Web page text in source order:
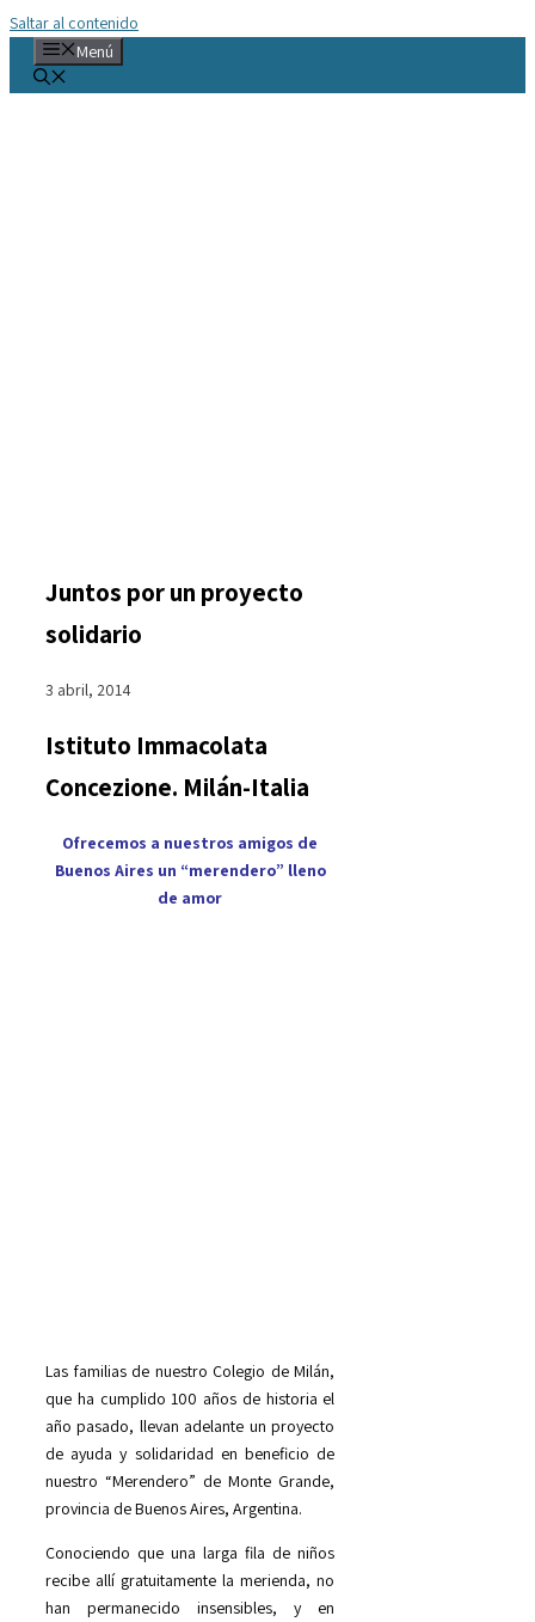
Saltar al contenido
Menú
Juntos por un proyecto
solidario
3 abril, 2014
Istituto Immacolata
Concezione. Milán-Italia
Ofrecemos a nuestros amigos de
Buenos Aires un “merendero” lleno
de amor
Las familias de nuestro Colegio de Milán,
que ha cumplido 100 años de historia el
año pasado, llevan adelante un proyecto
de ayuda y solidaridad en beneficio de
nuestro “Merendero” de Monte Grande,
provincia de Buenos Aires, Argentina.
Conociendo que una larga fila de niños
recibe allí gratuitamente la merienda, no
han permanecido insensibles, y en